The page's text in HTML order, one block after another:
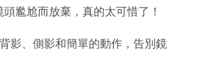
尷尬而放棄，真的太可惜了！
影、側影和簡單的動作，告別鏡